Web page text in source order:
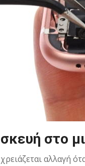
στο
αλλαγή